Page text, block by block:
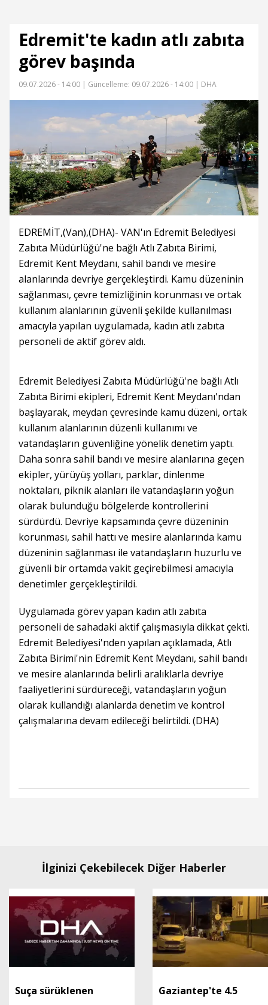
Edremit'te kadın atlı zabıta
görev başında
09.07.2026 - 14:00 | Güncelleme: 09.07.2026 - 14:00 | DHA
EDREMİT,(Van),(DHA)- VAN'ın Edremit Belediyesi
Zabıta Müdürlüğü'ne bağlı Atlı Zabıta Birimi,
Edremit Kent Meydanı, sahil bandı ve mesire
alanlarında devriye gerçekleştirdi. Kamu düzeninin
sağlanması, çevre temizliğinin korunması ve ortak
kullanım alanlarının güvenli şekilde kullanılması
amacıyla yapılan uygulamada, kadın atlı zabıta
personeli de aktif görev aldı.
Edremit Belediyesi Zabıta Müdürlüğü'ne bağlı Atlı
Zabıta Birimi ekipleri, Edremit Kent Meydanı'ndan
başlayarak, meydan çevresinde kamu düzeni, ortak
kullanım alanlarının düzenli kullanımı ve
vatandaşların güvenliğine yönelik denetim yaptı.
Daha sonra sahil bandı ve mesire alanlarına geçen
ekipler, yürüyüş yolları, parklar, dinlenme
noktaları, piknik alanları ile vatandaşların yoğun
olarak bulunduğu bölgelerde kontrollerini
sürdürdü. Devriye kapsamında çevre düzeninin
korunması, sahil hattı ve mesire alanlarında kamu
düzeninin sağlanması ile vatandaşların huzurlu ve
güvenli bir ortamda vakit geçirebilmesi amacıyla
denetimler gerçekleştirildi.
Uygulamada görev yapan kadın atlı zabıta
personeli de sahadaki aktif çalışmasıyla dikkat çekti.
Edremit Belediyesi'nden yapılan açıklamada, Atlı
Zabıta Birimi'nin Edremit Kent Meydanı, sahil bandı
ve mesire alanlarında belirli aralıklarla devriye
faaliyetlerini sürdüreceği, vatandaşların yoğun
olarak kullandığı alanlarda denetim ve kontrol
çalışmalarına devam edileceği belirtildi. (DHA)
İlginizi Çekebilecek Diğer Haberler
Suça sürüklenen Gaziantep'te 4.5